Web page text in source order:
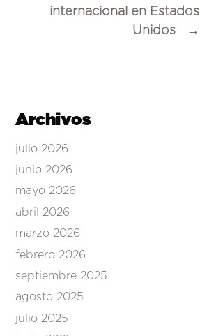
internacional en Estados
Unidos
→
Archivos
julio 2026
junio 2026
mayo 2026
abril 2026
marzo 2026
febrero 2026
septiembre 2025
agosto 2025
julio 2025